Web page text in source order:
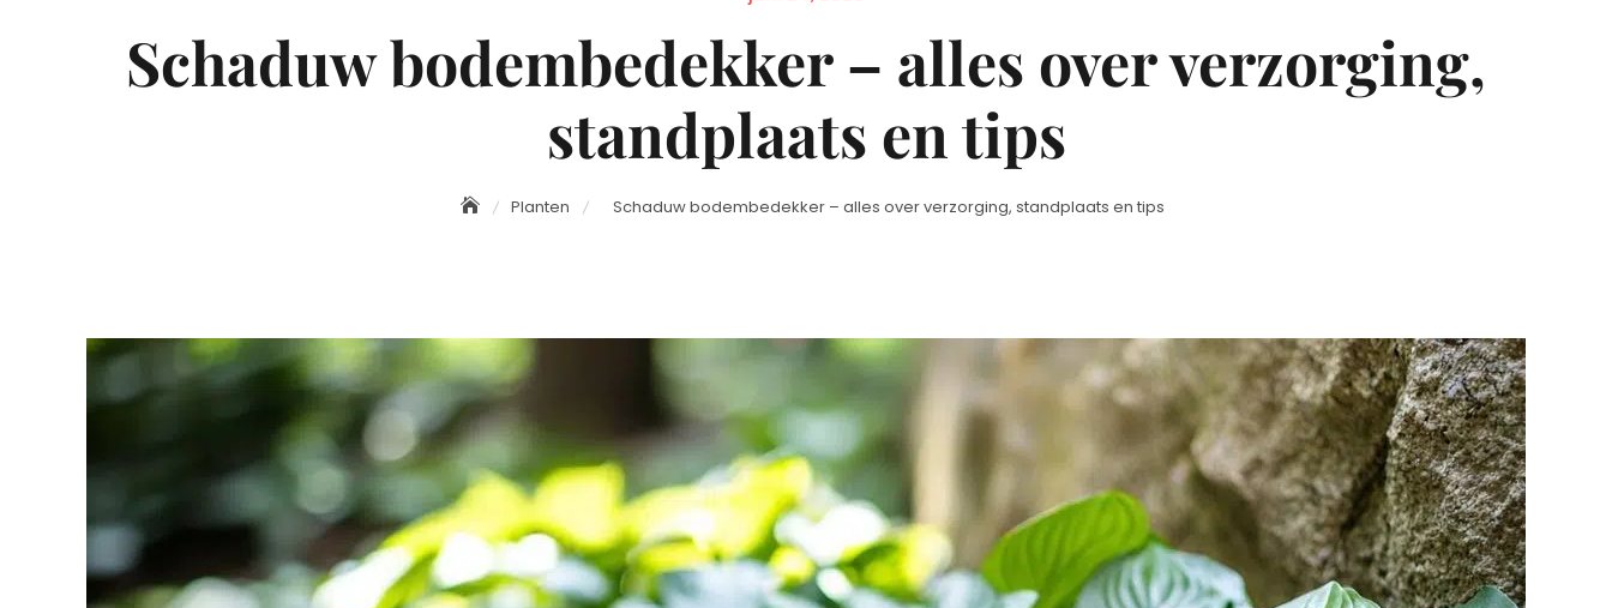
Schaduw bodembedekker – alles over verzorging,
standplaats en tips
Planten Schaduw bodembedekker – alles over verzorging, standplaats en tips